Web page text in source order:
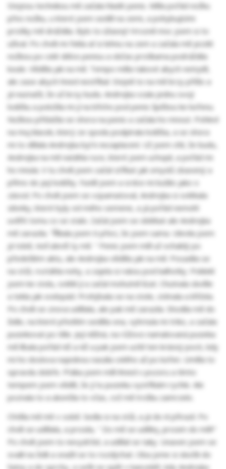
Stejnou technikou mě začala hladit penis. Měla pořád nožku
přes nožku, u které jsem seděl na zemi, a pohybujícími
prstíky mě dráždila. Bylo to úžasný! Hrozně moc jsem si to
užíval. Po chvíli mi řekla ať si lehnu na zem a začala mě jezdit
nožkou po celé délce penisu a občas prstíkama podráždila
koule. Věděla jak na mě. Tempo měla takové abych netrpěl,
ale zase abych hned nestříkal. Stejně to na mě brzy přišlo a
já naznačil, že už brzy budu. Andrejka vzala jednu svojí
lodičku a položila mi jí na břicho pod penis špičkou ke kořenu.
Nožkou přitlačila se shora na penis a začala ho mnout. Pohled
na muj klacek, který ze spodu podpírala lodička, a se shora
mi to dělala Andrejka byl k nezaplacení. Už jsem cítil, že budu,
Andrejka na mě natáhla ruce, které jsem uchopil, a pořád mi
ho mnula. V tu chvíli jsem začal stříkat jak smyslů zbavený a
přímo do její lodičky. Funěl jsem a srdce mi bušilo jako o
závod. Po chvíli jsem se vzpamatoval, Andrejka si svlékala
silonky, které byly od mého semene, a já pořád nemohl
uvěřit tomu co se stalo. Začal jsem se oblékat ale Andrejka
mě zarazila. "Říkala jsem ti přeci, že jsem sama. Ulevila jsem
já tobě, teď ulevíš ty mě. " Penis jsem měl už ochablý po
předešlém aktu, ale Andrejka věděla jak na mě. Posadila se
na stůl, roztáhla nohy, a zajela si rukou pod kalhotky. Poklekl
jsem ke stolu, svlékl jí a začal mohutně lízat. Chutnala skvěle
a tekla jak vodopád. Prohýbala se na stole, sténala a křičela.
Po chvíli se znova udělala, ale pak mě zarazila. Shodila mě do
židle, na které předtím seděla ona, vyhrnula mi triko, a začala
pusinkovat po těle. Její něžná, na růžovo namalovaná pusinka
mě líbala pořád níž a níž a pak jsem ucítil ten krásný pocit, kdy
mi ho doslova najednou nasála celého až po kořen. Uměla to
opravdu dobře. Ptáka jsem měl ihned v pozoru a tímto
tempem jsem věděl, že jí tu pusinku vystříkám rychle. Ale
poznala to a ukončila to včas, což mě trošku zamrzelo.
Chtěla mě mít v sobě. Sedla si na stůl, a já do ní přirazil. Po
chvíli se udělala, a prosila, " Do mě se udělej, prosim do mě!!"
Po chvíli jsem to nevydržel, a udělal se taky. Unaven jsem se
svalil na židli a snažil se to rozdýchat. Oba jsme si skočili do
šatny a do sprchy, a sešli se opět v kanceláři, kdy Andrejka